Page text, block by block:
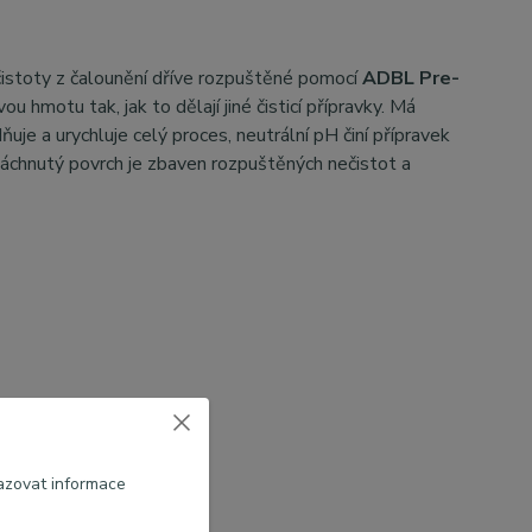
z čalounění dříve rozpuštěné pomocíADBL Pre-
hmotu tak, jak to dělají jiné čisticí přípravky. Má
a urychluje celý proces, neutrální pH činí přípravek
povrch je zbaven rozpuštěných nečistot a
informace